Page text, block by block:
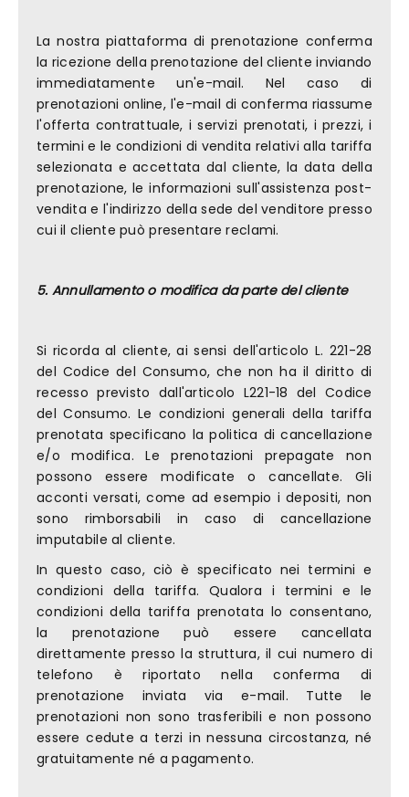
La nostra piattaforma di prenotazione conferma
la ricezione della prenotazione del cliente inviando
immediatamente un'e-mail. Nel caso di
prenotazioni online, l'e-mail di conferma riassume
l'offerta contrattuale, i servizi prenotati, i prezzi, i
termini e le condizioni di vendita relativi alla tariffa
selezionata e accettata dal cliente, la data della
prenotazione, le informazioni sull'assistenza post-
vendita e l'indirizzo della sede del venditore presso
cui il cliente può presentare reclami.
5. Annullamento o modifica da parte del cliente
Si ricorda al cliente, ai sensi dell'articolo L. 221-28
del Codice del Consumo, che non ha il diritto di
recesso previsto dall'articolo L221-18 del Codice
del Consumo. Le condizioni generali della tariffa
prenotata specificano la politica di cancellazione
e/o modifica. Le prenotazioni prepagate non
possono essere modificate o cancellate. Gli
acconti versati, come ad esempio i depositi, non
sono rimborsabili in caso di cancellazione
imputabile al cliente.
In questo caso, ciò è specificato nei termini e
condizioni della tariffa. Qualora i termini e le
condizioni della tariffa prenotata lo consentano,
la prenotazione può essere cancellata
direttamente presso la struttura, il cui numero di
telefono è riportato nella conferma di
prenotazione inviata via e-mail. Tutte le
prenotazioni non sono trasferibili e non possono
essere cedute a terzi in nessuna circostanza, né
gratuitamente né a pagamento.